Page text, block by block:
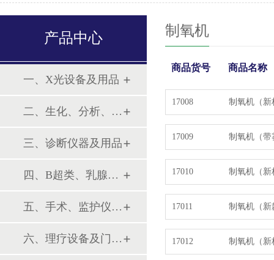
产品中心
一、X光设备及用品
二、生化、分析、实验综合类
三、诊断仪器及用品
四、B超类、乳腺诊断设备
五、手术、监护仪器及用品
六、理疗设备及门诊系列
制氧机
商品货号 商品名称
17008 制氧机（新
17009 制氧机（带
17010 制氧机（新
17011 制氧机（新
17012 制氧机（新